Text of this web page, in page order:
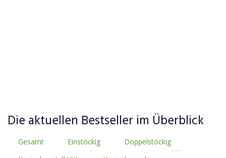
Die aktuellen Bestseller im Überblick
Gesamt Einstöckig
Doppelstöckig